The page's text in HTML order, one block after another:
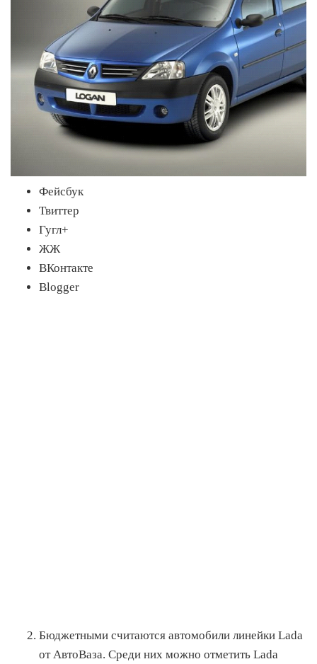
Фейсбук
Твиттер
Гугл+
ЖЖ
ВКонтакте
Blogger
Бюджетными считаются автомобили линейки Lada
от АвтоВаза. Среди них можно отметить Lada